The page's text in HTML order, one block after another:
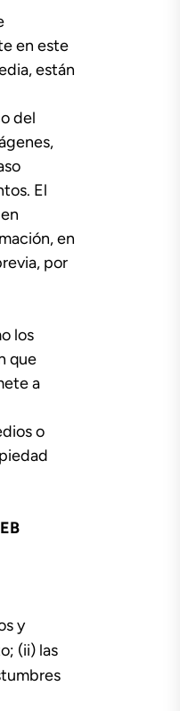
en este
están
del
El
en
por
los
que
a
o
y
(ii) las